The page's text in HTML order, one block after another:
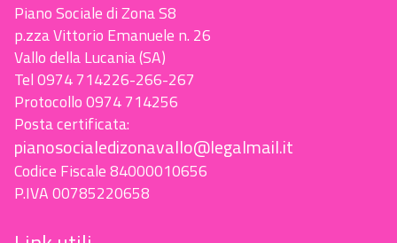
Piano Sociale di Zona S8
p.zza Vittorio Emanuele n. 26
Vallo della Lucania (SA)
Tel 0974 714226-266-267
Protocollo 0974 714256
Posta certificata:
pianosocialedizonavallo@legalmail.it
Codice Fiscale 84000010656
P.IVA 00785220658